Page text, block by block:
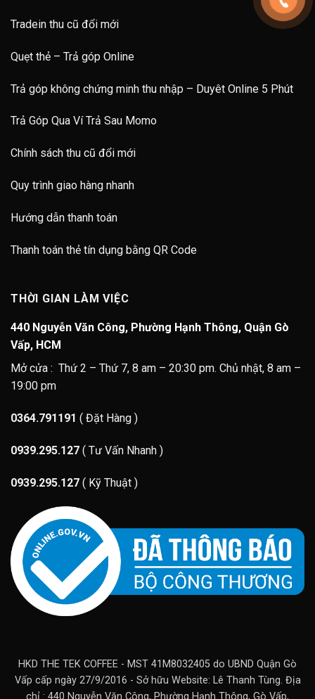
Tradein thu cũ đổi mới
Quẹt thẻ – Trả góp Online
Trả góp không chứng minh thu nhập – Duyêt Online 5 Phút
Trả Góp Qua Ví Trả Sau Momo
Chính sách thu cũ đổi mới
Quy trình giao hàng nhanh
Hướng dẫn thanh toán
Thanh toán thẻ tín dụng bằng QR Code
THỜI GIAN LÀM VIỆC
440 Nguyễn Văn Công, Phường Hạnh Thông, Quận Gò
Vấp, HCM
Mở cửa : Thứ 2 – Thứ 7, 8 am – 20:30 pm. Chủ nhật, 8 am –
19:00 pm
0364.791191 ( Đặt Hàng )
0939.295.127 ( Tư Vấn Nhanh )
0939.295.127 ( Kỹ Thuật )
HKD THE TEK COFFEE - MST 41M8032405 do UBND Quận Gò
Vấp cấp ngày 27/9/2016 - Sở hữu Website: Lê Thanh Tùng. Địa
chỉ : 440 Nguyễn Văn Công, Phường Hạnh Thông, Gò Vấp,